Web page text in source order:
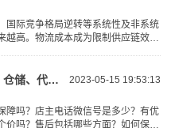
国际竞争格局逆转等系统性及非系统
越高。物流成本成为限制供应链效率
2023-05-15 19:53:13
佛山云仓的主营业务：包括云仓、仓储、代发货、仓库等服务内容
障吗？店主电话微信号是多少？有优
价吗？售后包括哪些方面？如何保证